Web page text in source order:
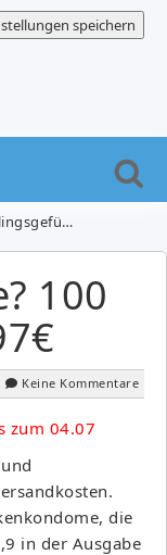
speichern
100 Kondome für 6,97€
100
Keine Kommentare
zum 04.07
die
in der Ausgabe